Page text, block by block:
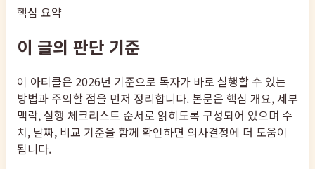
핵심 요약
이 글의 판단 기준
이 아티클은 2026년 기준으로 독자가 바로 실행할 수 있는
방법과 주의할 점을 먼저 정리합니다. 본문은 핵심 개요, 세부
맥락, 실행 체크리스트 순서로 읽히도록 구성되어 있으며 수
치, 날짜, 비교 기준을 함께 확인하면 의사결정에 더 도움이
됩니다.